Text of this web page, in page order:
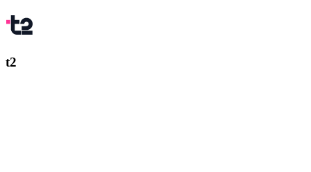
t2